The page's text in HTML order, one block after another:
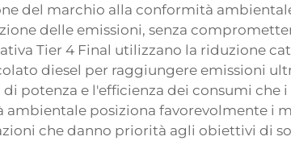
del marchio alla conformità
delle emissioni, senza
Tier 4 Final utilizzano la riduzione
diesel per raggiungere emissioni
di potenza e l'efficienza dei consumi che
ambientale posiziona favorevolmente i
che danno priorità agli obiettivi di